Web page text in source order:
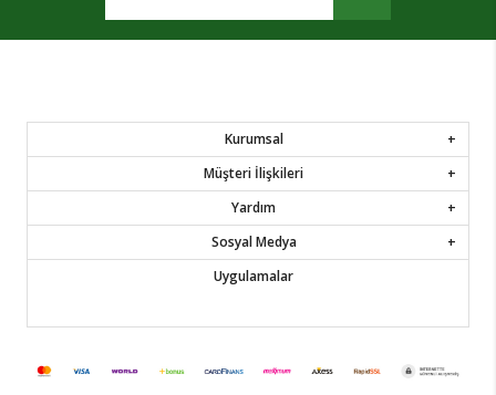
Kurumsal
Müşteri İlişkileri
Yardım
Sosyal Medya
Uygulamalar